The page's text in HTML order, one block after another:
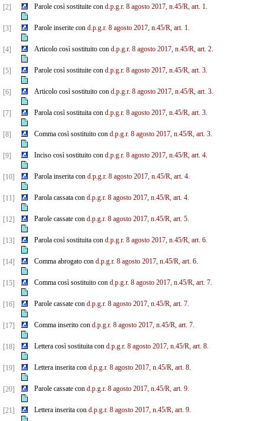
[2] Parole così sostituite con d.p.g.r. 8 agosto 2017, n.45/R, art. 1.
[3] Parole inserite con d.p.g.r. 8 agosto 2017, n.45/R, art. 1.
[4] Articolo così sostituito con d.p.g.r. 8 agosto 2017, n.45/R, art. 2.
[5] Parole così sostituite con d.p.g.r. 8 agosto 2017, n.45/R, art. 3.
[6] Articolo così sostituito con d.p.g.r. 8 agosto 2017, n.45/R, art. 3.
[7] Parola così sostituita con d.p.g.r. 8 agosto 2017, n.45/R, art. 3.
[8] Comma così sostituito con d.p.g.r. 8 agosto 2017, n.45/R, art. 3.
[9] Inciso così sostituito con d.p.g.r. 8 agosto 2017, n.45/R, art. 4.
[10] Parola inserita con d.p.g.r. 8 agosto 2017, n.45/R, art. 4.
[11] Parola cassata con d.p.g.r. 8 agosto 2017, n.45/R, art. 4.
[12] Parole cassate con d.p.g.r. 8 agosto 2017, n.45/R, art. 5.
[13] Parola così sostituita con d.p.g.r. 8 agosto 2017, n.45/R, art. 6.
[14] Comma abrogato con d.p.g.r. 8 agosto 2017, n.45/R, art. 6.
[15] Comma così sostituito con d.p.g.r. 8 agosto 2017, n.45/R, art. 7.
[16] Parole cassate con d.p.g.r. 8 agosto 2017, n.45/R, art. 7.
[17] Comma inserito con d.p.g.r. 8 agosto 2017, n.45/R, art. 7.
[18] Lettera così sostituita con d.p.g.r. 8 agosto 2017, n.45/R, art. 8.
[19] Lettera inserita con d.p.g.r. 8 agosto 2017, n.45/R, art. 8.
[20] Parole cassate con d.p.g.r. 8 agosto 2017, n.45/R, art. 9.
[21] Lettera inserita con d.p.g.r. 8 agosto 2017, n.45/R, art. 9.